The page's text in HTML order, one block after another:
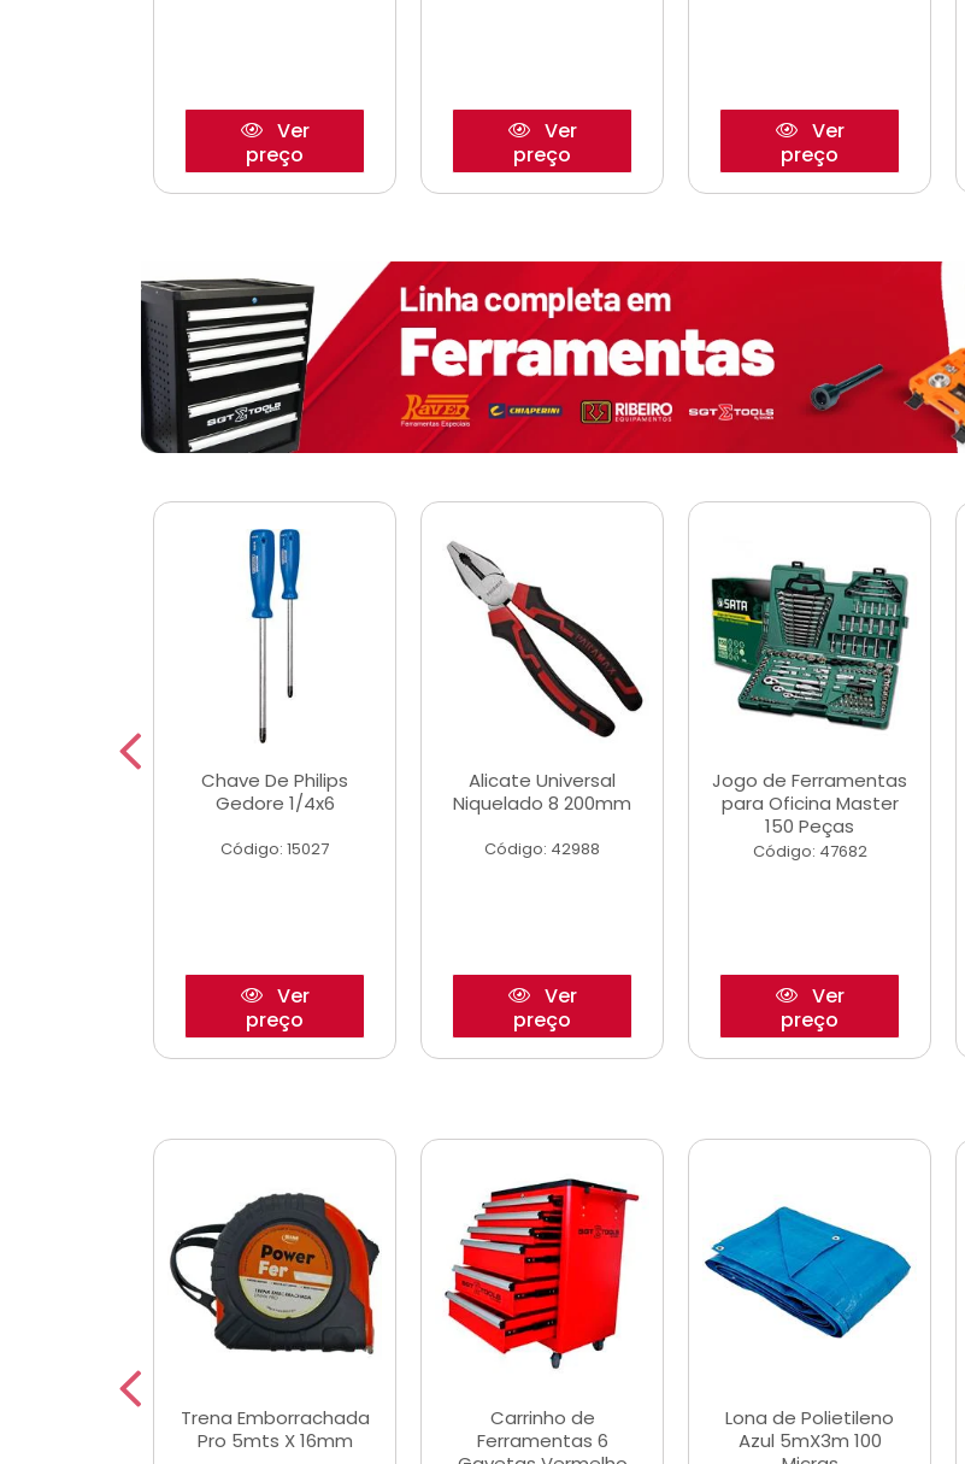
Ver
preço
Ver
preço
Ver
preço
Chave De Philips
Gedore 1/4x6
Código: 15027
Ver
preço
Alicate Universal
Niquelado 8 200mm
Código: 42988
Ver
preço
Jogo de Ferramentas
para Oficina Master
150 Peças
Código: 47682
Ver
preço
Trena Emborrachada
Pro 5mts X 16mm
Carrinho de
Ferramentas 6
Lona de Polietileno
Azul 5mX3m 100